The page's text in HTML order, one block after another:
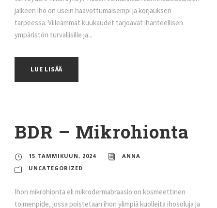
jälkeen iho on usein haavottumaisempi ja korjauksen
tarpeessa. Viileämmät kuukaudet tarjoavat ihanteellisen
ympäristön turvallisille ja...
LUE LISÄÄ
BDR – Mikrohionta
15 TAMMIKUUN, 2024
ANNA
UNCATEGORIZED
Ihon mikrohionta eli mikrodermabraasio on kosmeettinen
toimenpide, jossa poistetaan ihon ylimpiä kuolleita ihosoluja ja